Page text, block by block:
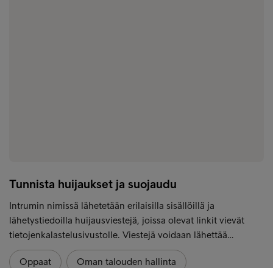
Tunnista huijaukset ja suojaudu
Intrumin nimissä lähetetään erilaisilla sisällöillä ja
lähetystiedoilla huijausviestejä, joissa olevat linkit vievät
tietojenkalastelusivustolle. Viestejä voidaan lähettää…
Oppaat Oman talouden hallinta